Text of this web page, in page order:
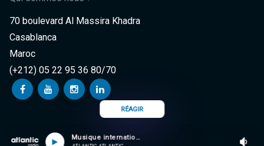
Musique internationale
RÉAGIR
70 boulevard Al Massira Khadra
Casablanca
Maroc
(+212) 05 22 95 36 80/70